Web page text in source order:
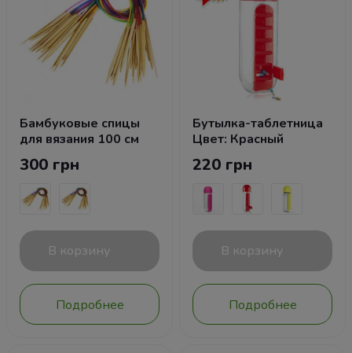
Бамбуковые спицы
для вязания 100 см
300 грн
В корзину
Подробнее
Бутылка-таблетница
Цвет: Красный
220 грн
В корзину
Подробнее